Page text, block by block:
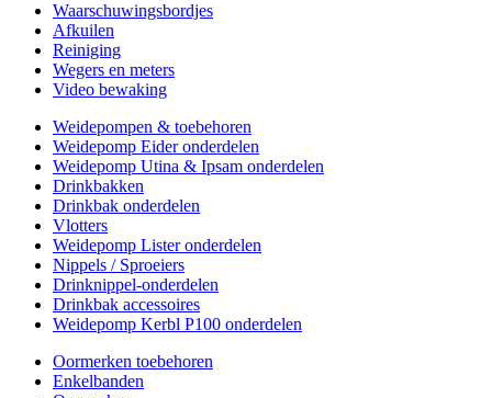
Waarschuwingsbordjes
Afkuilen
Reiniging
Wegers en meters
Video bewaking
Weidepompen & toebehoren
Weidepomp Eider onderdelen
Weidepomp Utina & Ipsam onderdelen
Drinkbakken
Drinkbak onderdelen
Vlotters
Weidepomp Lister onderdelen
Nippels / Sproeiers
Drinknippel-onderdelen
Drinkbak accessoires
Weidepomp Kerbl P100 onderdelen
Oormerken toebehoren
Enkelbanden